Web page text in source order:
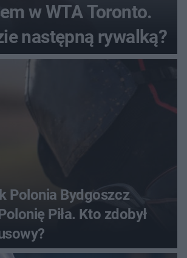
w WTA Toronto.
następną rywalką?
Polonia Bydgoszcz
Piła. Kto zdobył